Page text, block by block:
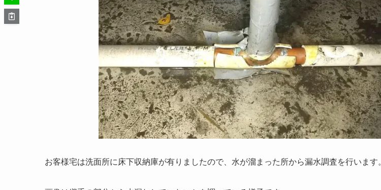
お客様宅は洗面所に床下収納庫が有りましたので、水が溜まった所から漏水調査を行います